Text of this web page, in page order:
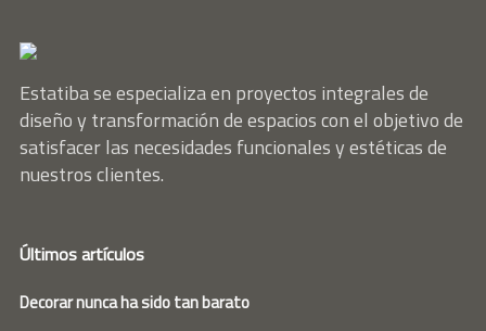
Estatiba se especializa en proyectos integrales de
diseño y transformación de espacios con el objetivo de
satisfacer las necesidades funcionales y estéticas de
nuestros clientes.
Últimos artículos
Decorar nunca ha sido tan barato